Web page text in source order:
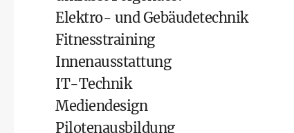
Elektro- und Gebäudetechnik
Fitnesstraining
Innenausstattung
IT-Technik
Mediendesign
Pilotenausbildung